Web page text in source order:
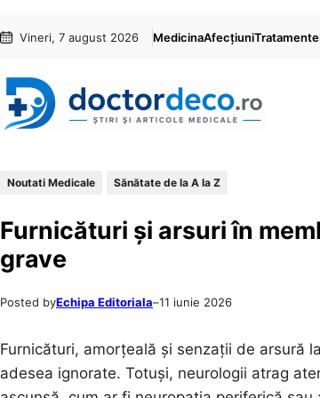
conținut
content
Vineri, 7 august 2026 MedicinaAfecțiuniTratamente
Noutati Medicale Sănătate de la A la Z
Furnicături și arsuri în
grave
Posted byEchipa Editoriala–11 iunie 2026
Furnicături, amorțeală și senzații de arsură
adesea ignorate. Totuși, neurologii atrag